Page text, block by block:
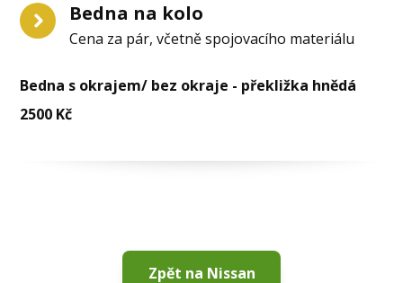
Bedna na kolo
Cena za pár, včetně spojovacího materiálu
Bedna s okrajem/ bez okraje - překližka hnědá
2500 Kč
Zpět na Nissan